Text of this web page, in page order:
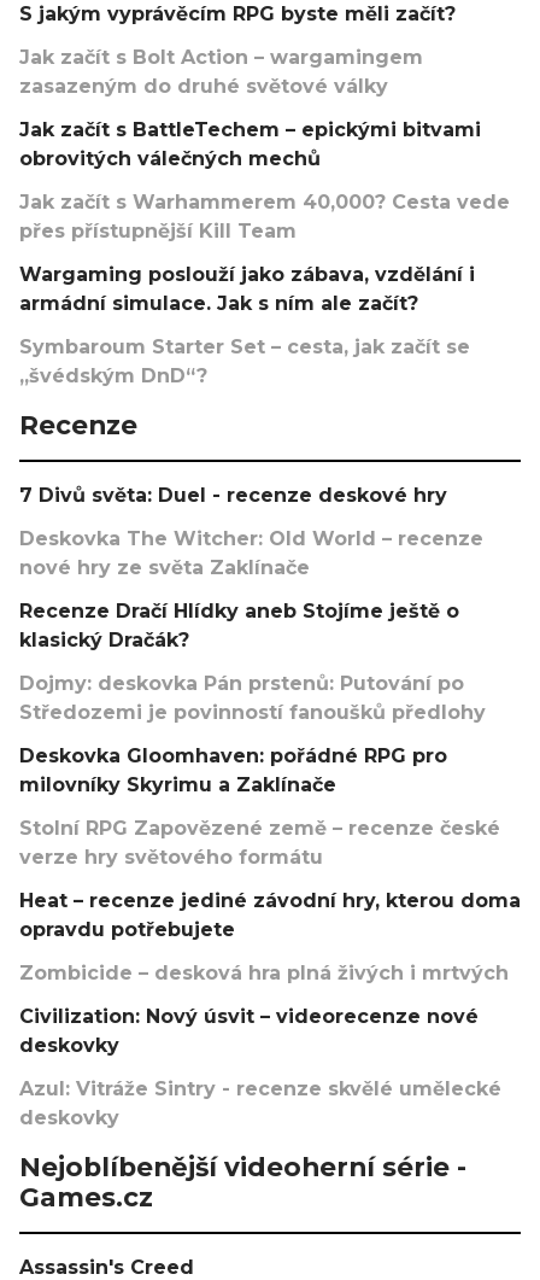
S jakým vyprávěcím RPG byste měli začít?
Jak začít s Bolt Action – wargamingem
zasazeným do druhé světové války
Jak začít s BattleTechem – epickými bitvami
obrovitých válečných mechů
Jak začít s Warhammerem 40,000? Cesta vede
přes přístupnější Kill Team
Wargaming poslouží jako zábava, vzdělání i
armádní simulace. Jak s ním ale začít?
Symbaroum Starter Set – cesta, jak začít se
„švédským DnD“?
Recenze
7 Divů světa: Duel - recenze deskové hry
Deskovka The Witcher: Old World – recenze
nové hry ze světa Zaklínače
Recenze Dračí Hlídky aneb Stojíme ještě o
klasický Dračák?
Dojmy: deskovka Pán prstenů: Putování po
Středozemi je povinností fanoušků předlohy
Deskovka Gloomhaven: pořádné RPG pro
milovníky Skyrimu a Zaklínače
Stolní RPG Zapovězené země – recenze české
verze hry světového formátu
Heat – recenze jediné závodní hry, kterou doma
opravdu potřebujete
Zombicide – desková hra plná živých i mrtvých
Civilization: Nový úsvit – videorecenze nové
deskovky
Azul: Vitráže Sintry - recenze skvělé umělecké
deskovky
Nejoblíbenější videoherní série -
Games.cz
Assassin's Creed